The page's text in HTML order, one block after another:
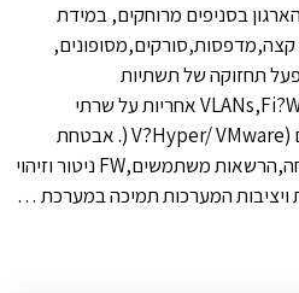
בסניפים מרוחקים, במידת
תחזוקה של תשתיות
הרשת:סוויצ'ים,ראוטרים, VLANs,Fi?Wi,FW אחריות על שרתי
Windows וירטואליזציה וגיבויים (V?Hyper/ VMware (. אבטחת
מידע, אנטי?וירוס,עדכוני אבטחה,הרשאות משתמשים,FW ניטור וזיהוי
ויציבות המערכות תמיכה במערכת …